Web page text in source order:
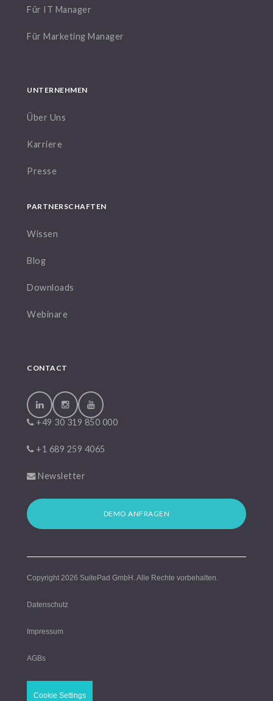
Für IT Manager
Für Marketing Manager
UNTERNEHMEN
Über Uns
Karriere
Presse
PARTNERSCHAFTEN
Wissen
Blog
Downloads
Webinare
CONTACT
+49 30 319 850 000
+1 689 259 4065
Newsletter
DEMO ANFRAGEN
Copyright 2026 SuitePad GmbH . Alle Rechte vorbehalten.
Datenschutz
Impressum
AGBs
Cookie Settings